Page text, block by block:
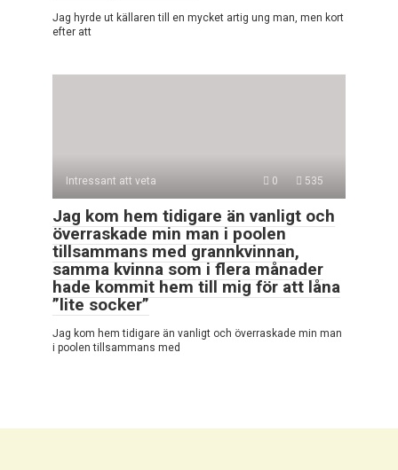
Jag hyrde ut källaren till en mycket artig ung man, men kort
efter att
Intressant att veta 0 535
Jag kom hem tidigare än vanligt och
överraskade min man i poolen
tillsammans med grannkvinnan,
samma kvinna som i flera månader
hade kommit hem till mig för att låna
”lite socker”
Jag kom hem tidigare än vanligt och överraskade min man
i poolen tillsammans med